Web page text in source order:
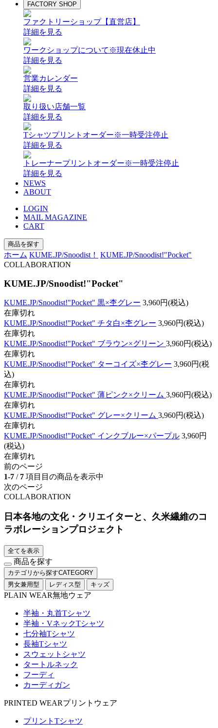
FACTORY SHOP
ファクトリーショップ【直営店】
詳細を見る
ワークショップについて ※現在休止中
詳細を見る
営業カレンダー
詳細を見る
取り扱い店舗一覧
詳細を見る
Tシャツプリントオーダー※一時受注停止
詳細を見る
トレーナープリントオーダー※一時受注停止
詳細を見る
NEWS
ABOUT
LOGIN
MAIL MAGAZINE
CART
商品を探す
ホーム KUME.JP/Snoodist！
KUME.JP/Snoodist!"Pocket"
COLLABORATION
KUME.JP/Snoodist!"Pocket"
KUME.JP/Snoodist!"Pocket" 黒×杢グレー 3,960円(税込)
在庫切れ
KUME.JP/Snoodist!"Pocket" チタ白×杢グレー 3,960円(税込)
在庫切れ
KUME.JP/Snoodist!"Pocket" ブラウン×グリーン 3,960円(税込)
在庫切れ
KUME.JP/Snoodist!"Pocket" ターコイズ×杢グレー 3,960円(税
込)
在庫切れ
KUME.JP/Snoodist!"Pocket" 薄ピンク×クリーム 3,960円(税込)
在庫切れ
KUME.JP/Snoodist!"Pocket" グレー×クリーム 3,960円(税込)
在庫切れ
KUME.JP/Snoodist!"Pocket" インクブルー×パープル 3,960円
(税込)
在庫切れ
前のページ
1-7 / 7 項目目の商品を表示中
次のページ
COLLABORATION
日本各地の文化・クリエイターと、久米繊維のコ
ラボレーションプロジェクト
全てを表示
商品を探す
カテゴリから探すCATEGORY
男女兼用型
レディス型 キッズ
PLAIN WEAR無地ウェア
半袖・丸首Tシャツ
半袖・VネックTシャツ
七分袖Tシャツ
長袖Tシャツ
スウェットシャツ
タートルネック
フーディ
カーディガン
PRINTED WEARプリントウェア
プリントTシャツ